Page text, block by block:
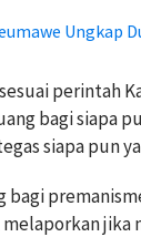
Ungkap
perintah
bagi siapa
siapa pun
bagi
jika